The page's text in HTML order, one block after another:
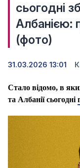
сьогодні
Албанією:
(фото)
31.03.2026 13:01
Стало відомо, в
та Албанії сьогодні